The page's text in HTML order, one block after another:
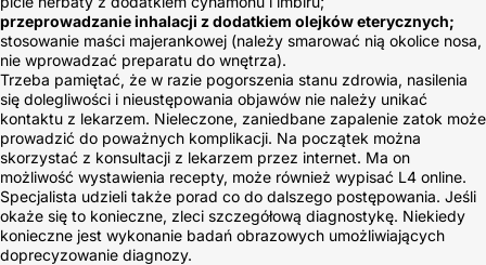
przeprowadzanie inhalacji z dodatkiem olejków eterycznych;
stosowanie maści majerankowej (należy smarować nią okolice nosa,
nie wprowadzać preparatu do wnętrza).
Trzeba pamiętać, że w razie pogorszenia stanu zdrowia, nasilenia
się dolegliwości i nieustępowania objawów nie należy unikać
kontaktu z lekarzem. Nieleczone, zaniedbane zapalenie zatok może
prowadzić do poważnych komplikacji. Na początek można
skorzystać z konsultacji z lekarzem przez internet. Ma on
możliwość wystawienia recepty, może również wypisać L4 online.
Specjalista udzieli także porad co do dalszego postępowania. Jeśli
okaże się to konieczne, zleci szczegółową diagnostykę. Niekiedy
konieczne jest wykonanie badań obrazowych umożliwiających
doprecyzowanie diagnozy.